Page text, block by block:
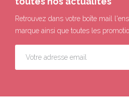
Retrouvez dans votre boîte mail
marque ainsi que toutes les